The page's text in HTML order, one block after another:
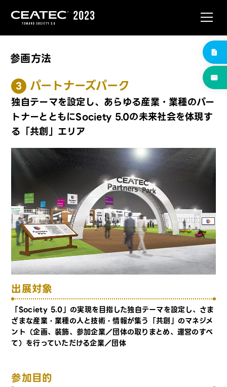
参画方法
3 パートナーズパーク
独自テーマを設定し、あらゆる産業・業種のパー
トナーとともにSociety 5.0の未来社会を体現す
る「共創」エリア
出展対象
「Society 5.0」の実現を目指した独自テーマを設定し、さま
ざまな産業・業種の人と技術・情報が集う「共創」のマネジメ
ント（企画、装飾、参加企業／団体の取りまとめ、運営のすべ
て）を行っていただける企業／団体
参加目的